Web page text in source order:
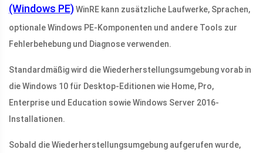
(Windows PE)WinRE kann zusätzliche Laufwerke, Sprachen,
optionale Windows PE-Komponenten und andere Tools zur
Fehlerbehebung und Diagnose verwenden.
Standardmäßig wird die Wiederherstellungsumgebung vorab in
die Windows 10 für Desktop-Editionen wie Home, Pro,
Enterprise und Education sowie Windows Server 2016-
Installationen.
Sobald die Wiederherstellungsumgebung aufgerufen wurde,